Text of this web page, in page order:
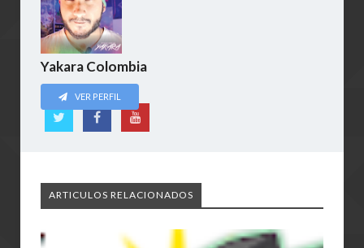
Yakara Colombia
VER PERFIL
ARTICULOS RELACIONADOS